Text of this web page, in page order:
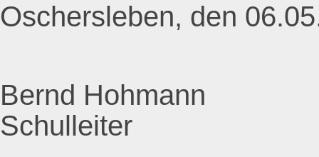
Oschersleben, den
Bernd Hohmann
Schulleiter